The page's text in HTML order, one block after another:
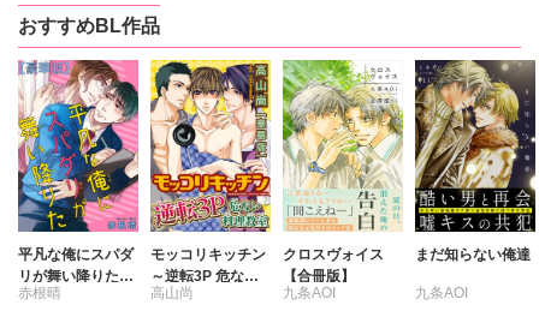
おすすめBL作品
平凡な俺にスパダ
リが舞い降りた
【豪華版】
赤根晴
モッコリキッチン
～逆転3P 危ない
料理教室【豪華
高山尚
クロスヴォイス
【合冊版】
九条AOI
まだ知らない俺達
九条AOI